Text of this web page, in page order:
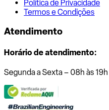
Política de Privacidade
Termos e Condições
Atendimento
Horário de atendimento:
Segunda a Sexta – 08h às